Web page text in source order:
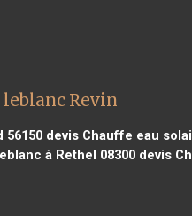
Revin
devis Chauffe eau
à Rethel 08300devis